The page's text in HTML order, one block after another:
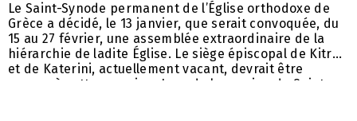
Le Saint-Synode permanent de l’Église orthodoxe de
Grèce a décidé, le 13 janvier, que serait convoquée, du
15 au 27 février, une assemblée extraordinaire de la
hiérarchie de ladite Église. Le siège épiscopal de Kitros
et de Katerini, actuellement vacant, devrait être
pourvu à cette occasion. Lors de la session du Saint-